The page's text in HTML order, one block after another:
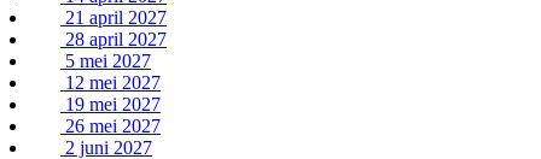
21 april 2027
28 april 2027
5 mei 2027
12 mei 2027
19 mei 2027
26 mei 2027
2 juni 2027